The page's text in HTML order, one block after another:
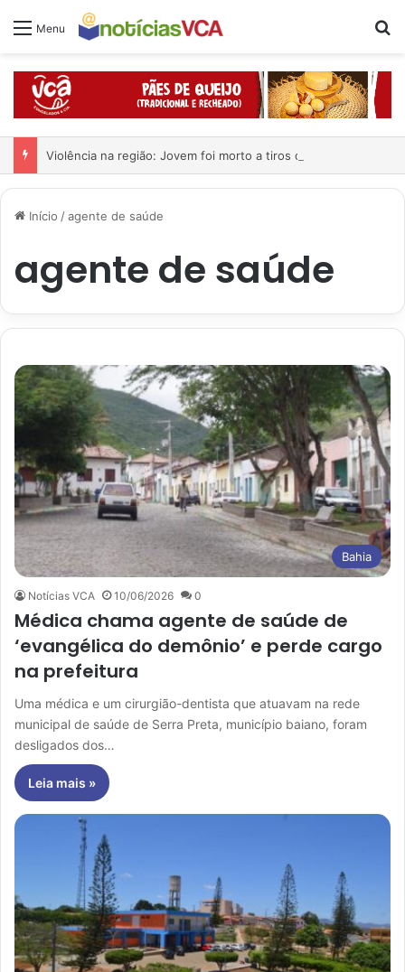
Menu
Início /agente de saúde
agente de saúde
Bahia
Notícias VCA 10/06/2026 0
Médica chama agente de saúde de
‘evangélica do demônio’ e perde cargo
na prefeitura
Uma médica e um cirurgião-dentista que atuavam na rede
municipal de saúde de Serra Preta, município baiano, foram
desligados dos…
Leia mais »